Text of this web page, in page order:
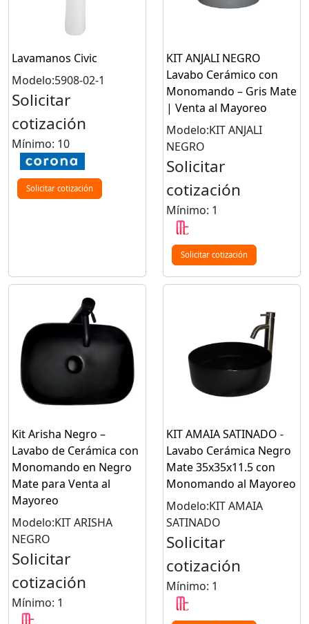
Lavamanos Civic
Modelo:5908-02-1
Solicitar
cotización
Mínimo: 10
Solicitar cotización
KIT ANJALI NEGRO
Lavabo Cerámico con
Monomando – Gris Mate
| Venta al Mayoreo
Modelo:KIT ANJALI
NEGRO
Solicitar
cotización
Mínimo: 1
Solicitar cotización
Kit Arisha Negro –
Lavabo de Cerámica con
Monomando en Negro
Mate para Venta al
Mayoreo
Modelo:KIT ARISHA
NEGRO
Solicitar
cotización
Mínimo: 1
KIT AMAIA SATINADO -
Lavabo Cerámica Negro
Mate 35x35x11.5 con
Monomando al Mayoreo
Modelo:KIT AMAIA
SATINADO
Solicitar
cotización
Mínimo: 1